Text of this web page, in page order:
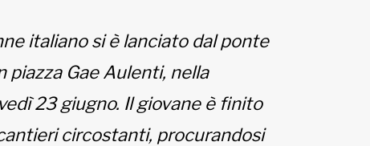
italiano si è lanciato dal ponte
piazza Gae Aulenti, nella
23 giugno. Il giovane è finito
circostanti, procurandosi